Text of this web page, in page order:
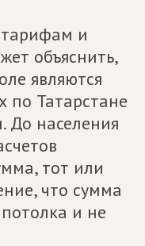
и
объяснить,
являются
по Татарстане
До населения
тот или
что сумма
и не